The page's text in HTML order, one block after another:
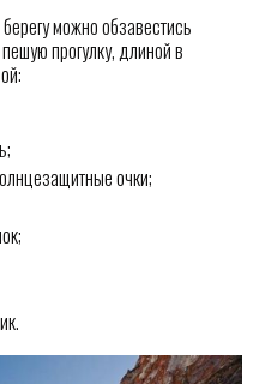
можно обзавестись
прогулку, длиной в
очки;